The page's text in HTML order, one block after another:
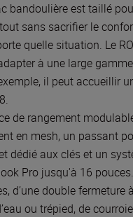
bandoulière est taillé
sans sacrifier le
quelle situation. Le
à une large
il peut accueillir
de rangement
en mesh, un passant
dédié aux clés et un
Pro jusqu'à 16
d’une double fermeture
ou trépied, de